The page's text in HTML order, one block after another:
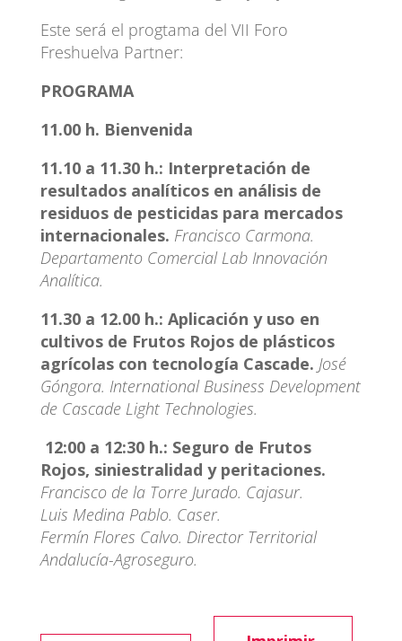
Este será el progtama del VII Foro
Freshuelva Partner:
PROGRAMA
11.00 h. Bienvenida
11.10 a 11.30 h.: Interpretación de
resultados analíticos en análisis de
residuos de pesticidas para mercados
internacionales. Francisco Carmona.
Departamento Comercial Lab Innovación
Analítica.
11.30 a 12.00 h.: Aplicación y uso en
cultivos de Frutos Rojos de plásticos
agrícolas con tecnología Cascade. José
Góngora. International Business Development
de Cascade Light Technologies.
12:00 a 12:30 h.: Seguro de Frutos
Rojos, siniestralidad y peritaciones.
Francisco de la Torre Jurado. Cajasur.
Luis Medina Pablo. Caser.
Fermín Flores Calvo. Director Territorial
Andalucía-Agroseguro.